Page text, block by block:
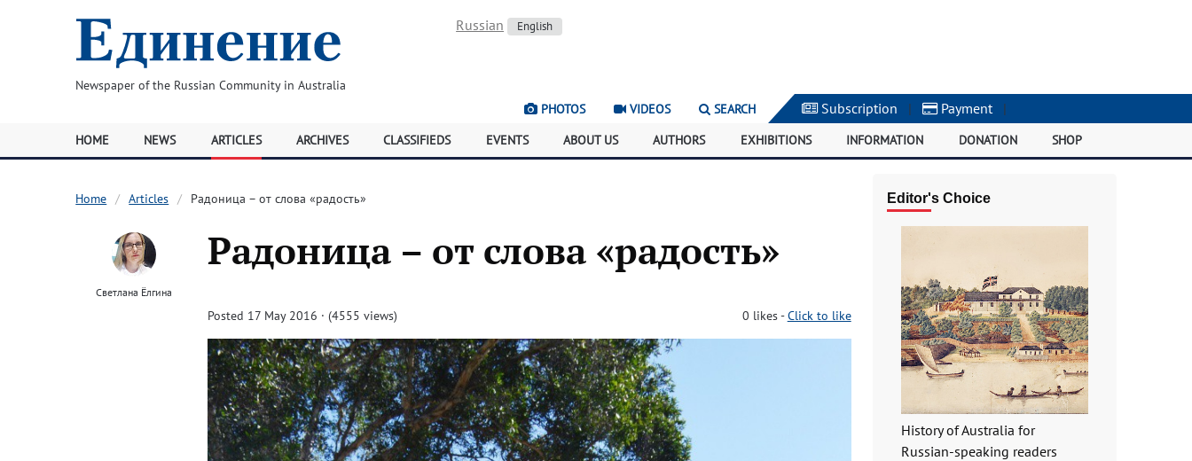
Newspaper of the Russian Community in Australia
Russian English
PHOTOS VIDEOS SEARCH Subscription | Payment |
HOME NEWS ARTICLES ARCHIVES CLASSIFIEDS EVENTS ABOUT US AUTHORS EXHIBITIONS INFORMATION DONATION SHOP
Home Articles Радоница – от слова «радость»
Светлана Ёлгина
Радоница – от слова «радость»
Posted 17 May 2016 · (4555 views) 0 likes-Click to like
Editor's Choice
History of Australia for
Russian-speaking readers